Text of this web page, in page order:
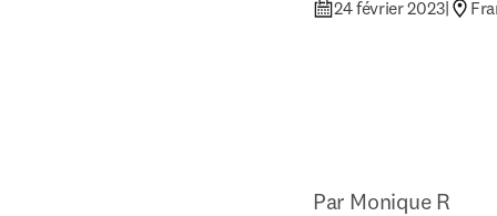
24 février 2023|
Par Monique R